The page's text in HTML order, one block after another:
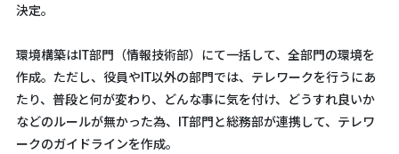
決定。
環境構築はIT部門（情報技術部）にて一括して、全部門の環境を
作成。ただし、役員やIT以外の部門では、テレワークを行うにあ
たり、普段と何が変わり、どんな事に気を付け、どうすれ良いか
などのルールが無かった為、IT部門と総務部が連携して、テレワ
ークのガイドラインを作成。